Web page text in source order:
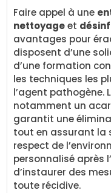
Faire appel à une
nettoyageet
avantages pour
disposent d’une
d’une formation
les techniques les
l’agent pathogène.
notamment un
garantit une
tout en assurant la
respect de
personnalisé après
d’instaurer des
toute récidive.